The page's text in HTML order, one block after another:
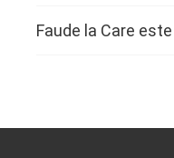
Faude la Care